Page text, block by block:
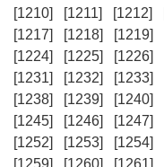
[1210]
[1211] [1212]
[1217]
[1218] [1219]
[1224]
[1225] [1226]
[1231]
[1232] [1233]
[1238]
[1239] [1240]
[1245]
[1246] [1247]
[1252]
[1253] [1254]
[1259]
[1260] [1261]